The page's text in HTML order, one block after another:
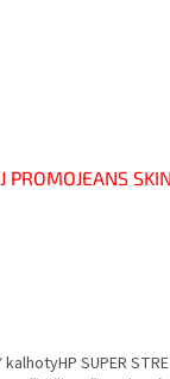
PROMOJEANS
SUPER